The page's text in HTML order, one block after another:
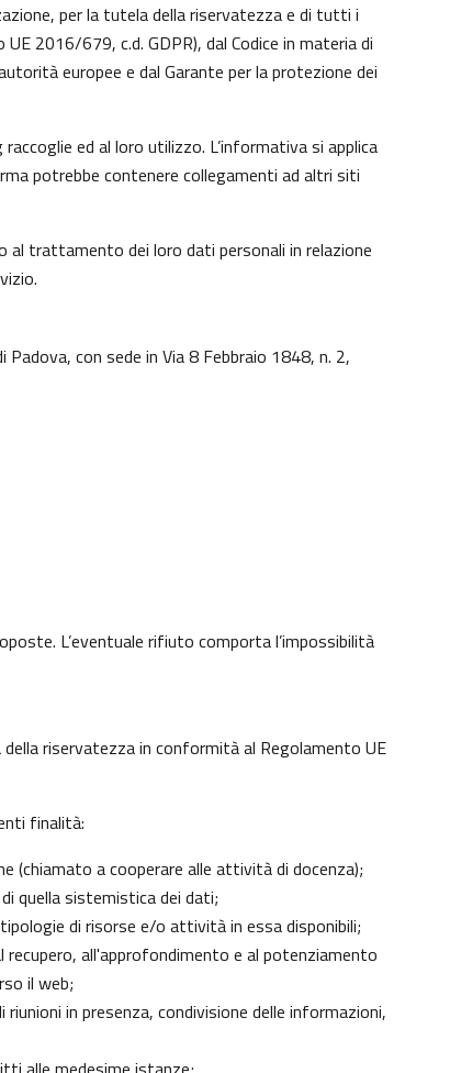
per la tutela della riservatezza e di tutti i
2016/679, c.d. GDPR), dal Codice in materia di
europee e dal Garante per la protezione dei
ed al loro utilizzo. L’informativa si applica
potrebbe contenere collegamenti ad altri siti
trattamento dei loro dati personali in relazione
con sede in Via 8 Febbraio 1848, n. 2,
L’eventuale rifiuto comporta l’impossibilità
riservatezza in conformità al Regolamento UE
finalità:
(chiamato a cooperare alle attività di docenza);
quella sistemistica dei dati;
di risorse e/o attività in essa disponibili;
all'approfondimento e al potenziamento
il web;
in presenza, condivisione delle informazioni,